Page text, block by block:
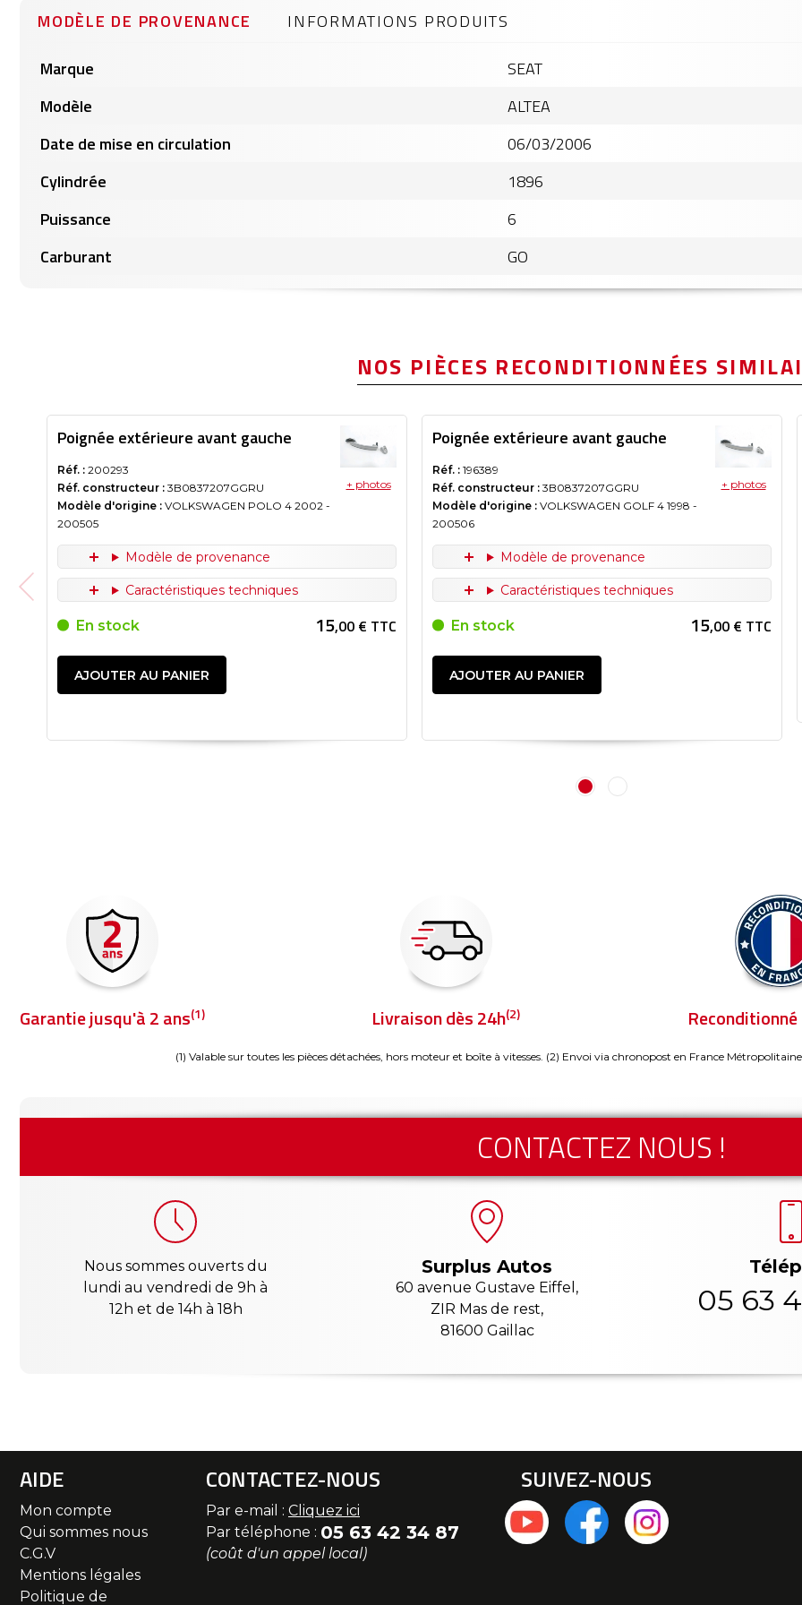
MODÈLE DE PROVENANCE
produits
Marque
SEAT
Modèle
ALTEA
Date de mise en circulation
06/03/2006
Cylindrée
1896
Puissance
6
Carburant
GO
INFORMATIONS PRODUITS
NOS PIÈCES RECONDITIONNÉES
Poignée extérieure avant gauche
Réf. : 200293
Réf. constructeur : 3B0837207GGRU
Modèle d'origine : VOLKSWAGEN POLO 4 2002 -
200505
+ photos
Modèle de provenance
Caractéristiques techniques
En stock 15,00 € TTC
AJOUTER AU PANIER
Poignée extérieure avant gauche
Réf. : 196389
Réf. constructeur : 3B0837207GGRU
Modèle d'origine : VOLKSWAGEN GOLF 4 1998 -
200506
+ photos
Modèle de provenance
Caractéristiques techniques
En stock 15,00 € TTC
AJOUTER AU PANIER
Garantie jusqu'à 2 ans(1) Livraison dès 24h(2) Reconditionné
(1) Valable sur toutes les pièces détachées, hors moteur et boîte à vitesses. (2) Envoi via chronopost en France
CONTACTEZ NOUS !
Nous sommes ouverts du
lundi au vendredi de 9h à
12h et de 14h à 18h
Surplus Autos
60 avenue Gustave Eiffel,
ZIR Mas de rest,
81600 Gaillac
05 63
AIDE
Mon compte
Qui sommes nous
C.G.V
Mentions légales
Politique de
CONTACTEZ-NOUS
Par e-mail : Cliquez ici
Par téléphone : 05 63 42 34 87
(coût d'un appel local)
SUIVEZ-NOUS